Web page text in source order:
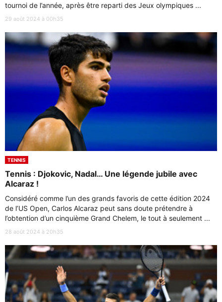
tournoi de l’année, après être reparti des Jeux olympiques ...
29 août 2024 à 00h35
TENNIS
Tennis : Djokovic, Nadal… Une légende jubile avec
Alcaraz !
Considéré comme l’un des grands favoris de cette édition 2024
de l’US Open, Carlos Alcaraz peut sans doute prétendre à
l’obtention d’un cinquième Grand Chelem, le tout à seulement ...
28 août 2024 à 20h35